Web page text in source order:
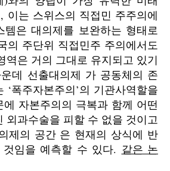
이는 스위스의 직접민 주주의에
템은 대의제를 보완하는 형태로
의 주단위 직접민주 주의에서도
역은 거의 그대로 유지되고 있기
데 선출대의제 가 공동체의 존
‘폭주자본주의’의 기관사역할을
에 자본주의의 극복과 함께 어떤
외과수술을 피할 수 없을 것이고
제의 공간 은 현재의 상식에 반
임을 예측할 수 있다. 같은 논